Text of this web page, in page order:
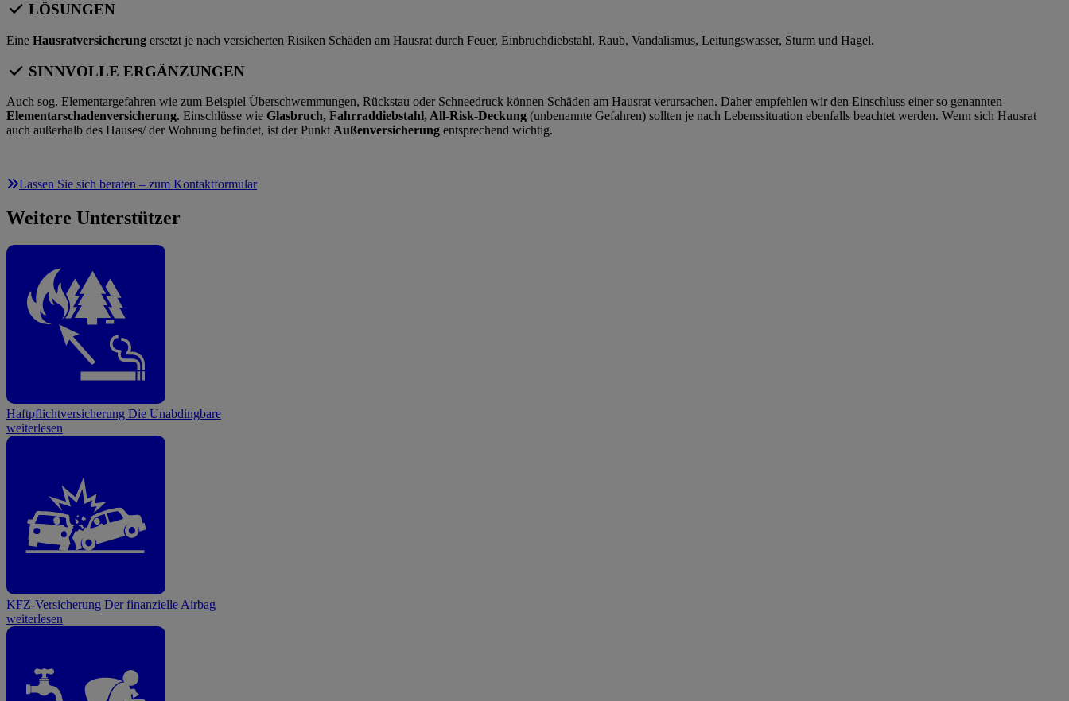
LÖSUNGEN
Eine Hausratversicherung ersetzt je nach versicherten Risiken Schäden am Hausrat durch Feuer, Einbruchdiebstahl, Raub, Vandalismus, Leitungswasser, Sturm und Hagel.
SINNVOLLE ERGÄNZUNGEN
Auch sog. Elementargefahren wie zum Beispiel Überschwemmungen, Rückstau oder Schneedruck können Schäden am Hausrat verursachen. Daher empfehlen wir den Einschluss einer so genannten
Elementarschadenversicherung. Einschlüsse wie Glasbruch, Fahrraddiebstahl, All-Risk-Deckung (unbenannte Gefahren) sollten je nach Lebenssituation ebenfalls beachtet werden. Wenn sich Hausrat
auch außerhalb des Hauses/ der Wohnung befindet, ist der Punkt Außenversicherung entsprechend wichtig.
Lassen Sie sich beraten – zum Kontaktformular
Weitere Unterstützer
Haftpflichtversicherung Die Unabdingbare
weiterlesen
KFZ-Versicherung Der finanzielle Airbag
weiterlesen